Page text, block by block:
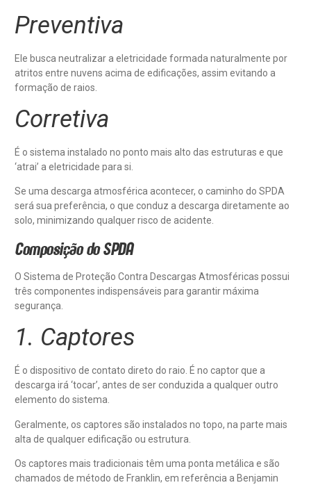
Preventiva
Ele busca neutralizar a eletricidade formada naturalmente por
atritos entre nuvens acima de edificações, assim evitando a
formação de raios.
Corretiva
É o sistema instalado no ponto mais alto das estruturas e que
‘atrai’ a eletricidade para si.
Se uma descarga atmosférica acontecer, o caminho do SPDA
será sua preferência, o que conduz a descarga diretamente ao
solo, minimizando qualquer risco de acidente.
Composição do SPDA
O Sistema de Proteção Contra Descargas Atmosféricas possui
três componentes indispensáveis para garantir máxima
segurança.
1. Captores
É o dispositivo de contato direto do raio. É no captor que a
descarga irá ‘tocar’, antes de ser conduzida a qualquer outro
elemento do sistema.
Geralmente, os captores são instalados no topo, na parte mais
alta de qualquer edificação ou estrutura.
Os captores mais tradicionais têm uma ponta metálica e são
chamados de método de Franklin, em referência a Benjamin